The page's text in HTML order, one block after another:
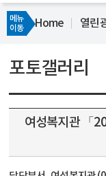
메뉴
이동
Home 열린
포토갤러리
여성복지관 「